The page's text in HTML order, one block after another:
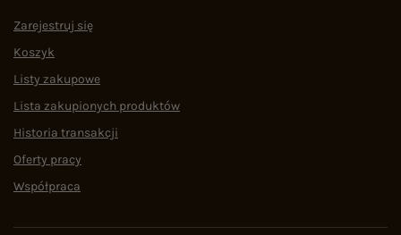
Zarejestruj się
Koszyk
Listy zakupowe
Lista zakupionych produktów
Historia transakcji
Oferty pracy
Współpraca